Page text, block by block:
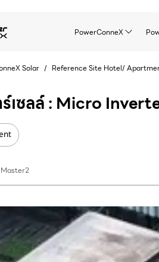
PowerConneX
Solar / Reference Site Hotel/
ร์เซลล์ : Micro
Master2